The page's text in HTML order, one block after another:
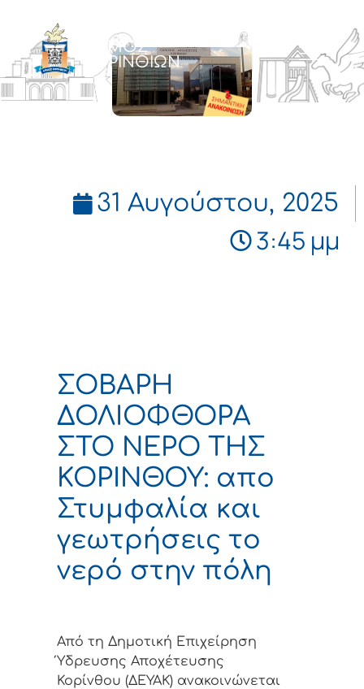
ΔΗΜΟΣ
ΚΟΡΙΝΘΙΩΝ
31 Αυγούστου, 2025
3:45 μμ
ΣΟΒΑΡΗ
ΔΟΛΙΟΦΘΟΡΑ
ΣΤΟ ΝΕΡΟ ΤΗΣ
ΚΟΡΙΝΘΟΥ: απο
Στυμφαλία και
γεωτρήσεις το
νερό στην πόλη
Από τη Δημοτική Επιχείρηση
Ύδρευσης Αποχέτευσης
Κορίνθου (ΔΕΥΑΚ) ανακοινώνεται